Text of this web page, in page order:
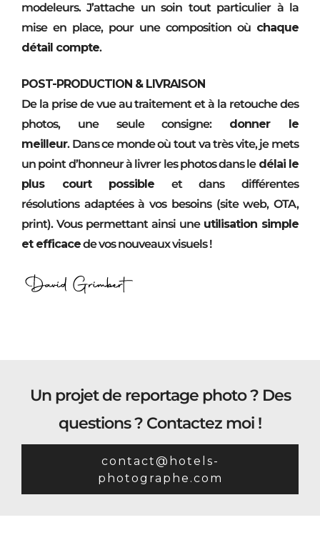
modeleurs. J’attache un soin tout particulier à la
mise en place, pour une composition où chaque
détail compte.
POST-PRODUCTION & LIVRAISON
De la prise de vue au traitement et à la retouche des
photos, une seule consigne: donner le
meilleur. Dans ce monde où tout va très vite, je mets
un point d’honneur à livrer les photos dans le délai le
plus court possible et dans différentes
résolutions adaptées à vos besoins (site web, OTA,
print). Vous permettant ainsi une utilisation simple
et efficacede vos nouveaux visuels !
Un projet de reportage photo ? Des
questions ? Contactez moi !
contact@hotels-
photographe.com